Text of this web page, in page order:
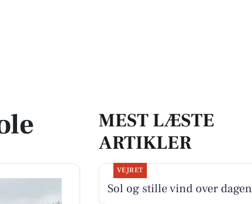
MEST LÆSTE
ARTIKLER
VEJRET
Sol og stille vind over dagen